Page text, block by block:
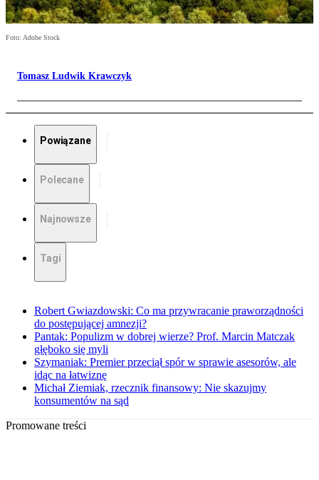
Foto: Adobe Stock
Tomasz Ludwik Krawczyk
Powiązane
Polecane
Najnowsze
Tagi
Robert Gwiazdowski: Co ma przywracanie praworządności
do postępującej amnezji?
Pantak: Populizm w dobrej wierze? Prof. Marcin Matczak
głęboko się myli
Szymaniak: Premier przeciął spór w sprawie asesorów, ale
idąc na łatwiznę
Michał Ziemiak, rzecznik finansowy: Nie skazujmy
konsumentów na sąd
Promowane treści